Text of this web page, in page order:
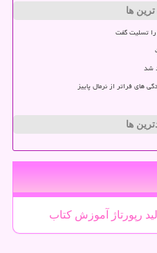
ها
را تسلیت گفت
های فراتر از نرمال پاییز
ها
رپورتاژ آموزش كتاب